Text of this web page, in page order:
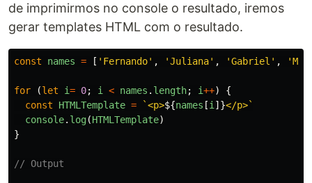
de imprimirmos no console o resultado, iremos
gerar templates HTML com o resultado.
const names = [ ' Fernando' , 'Juliana' , 'Gabriel ' , '
for (let i= 0; i < names . length; i++)
{
const
HTMLTemplate = `<p>${names [i ]}</p>`
console. log(HTMLTemplate)
}
// Output